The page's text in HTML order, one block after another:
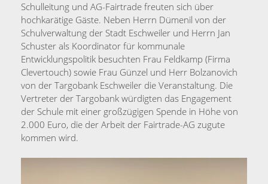
Schulleitung und AG-Fairtrade freuten sich über
hochkarätige Gäste. Neben Herrn Dümenil von der
Schulverwaltung der Stadt Eschweiler und Herrn Jan
Schuster als Koordinator für kommunale
Entwicklungspolitik besuchten Frau Feldkamp (Firma
Clevertouch) sowie Frau Günzel und Herr Bolzanovich
von der Targobank Eschweiler die Veranstaltung. Die
Vertreter der Targobank würdigten das Engagement
der Schule mit einer großzügigen Spende in Höhe von
2.000 Euro, die der Arbeit der Fairtrade-AG zugute
kommen wird.